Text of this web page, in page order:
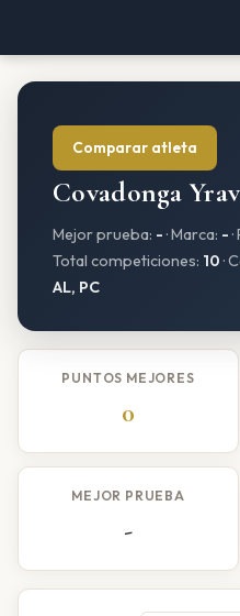
Comparar atleta
Covadonga
Mejor prueba: - · Marca: -
Total competiciones: 10 ·
AL, PC
PUNTOS MEJORES
0
MEJOR PRUEBA
-